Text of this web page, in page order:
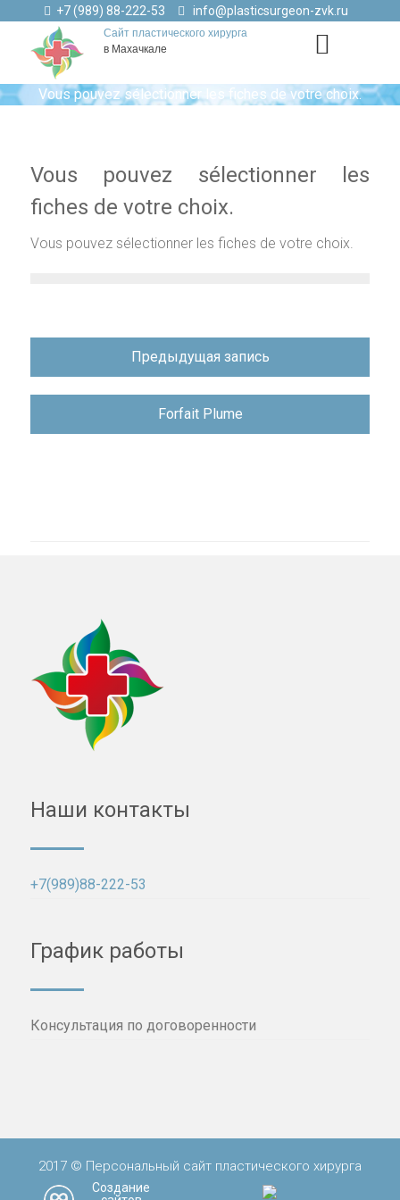
+7 (989) 88-222-53 info@plasticsurgeon-zvk.ru
Сайт пластического хирурга
в Махачкале
Vous pouvez sélectionner les fiches de votre choix.
Vous pouvez sélectionner les
fiches de votre choix.
Vous pouvez sélectionner les fiches de votre choix.
Предыдущая запись
Forfait Plume
Наши контакты
+7(989)88-222-53
График работы
Консультация по договоренности
2017 © Персональный сайт пластического хирурга
Создание